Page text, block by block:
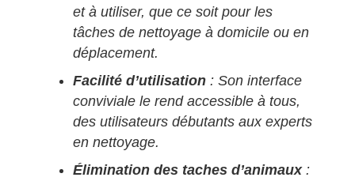
et à utiliser, que ce soit pour les
tâches de nettoyage à domicile ou en
déplacement.
Facilité d’utilisation : Son interface
conviviale le rend accessible à tous,
des utilisateurs débutants aux experts
en nettoyage.
Élimination des taches d’animaux: